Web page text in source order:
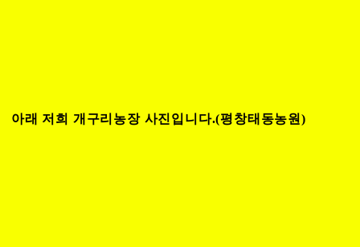
아래 저희 개구리농장 사진입니다.(평창태동농원)